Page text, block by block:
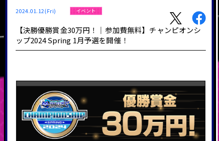
2024.01.12(Fri) イベント
【決勝優勝賞金30万円！｜参加費無料】チャンピオンシ
ップ2024 Spring 1月予選を開催！